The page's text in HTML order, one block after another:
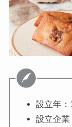
設立年：
設立企業